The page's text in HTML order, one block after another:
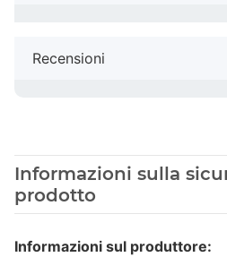
Recensioni
Informazioni sulla
prodotto
Informazioni sul produttore: